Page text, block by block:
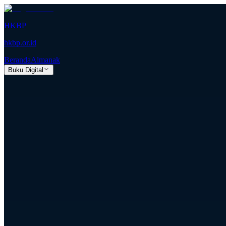
HKBP
hkbp.or.id
BerandaAlmanak
Buku Digital